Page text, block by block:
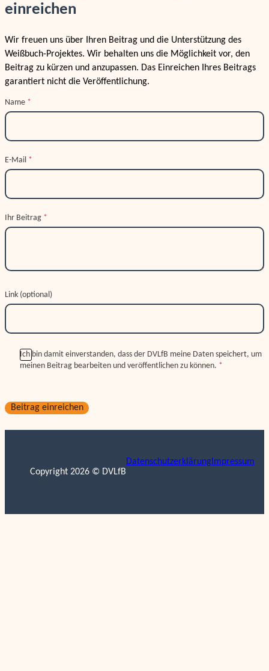
einreichen
Wir freuen uns über Ihren Beitrag und die Unterstützung des
Weißbuch-Projektes. Wir behalten uns die Möglichkeit vor, den
Beitrag zu kürzen und anzupassen. Das Einreichen Ihres Beitrags
garantiert nicht die Veröffentlichung.
Name *
E-Mail *
Ihr Beitrag *
Link (optional)
Ich bin damit einverstanden, dass der DVLfB meine Daten speichert, um
meinen Beitrag bearbeiten und veröffentlichen zu können. *
Beitrag einreichen
Copyright 2026 © DVLfB
Datenschutzerklärung Impressum